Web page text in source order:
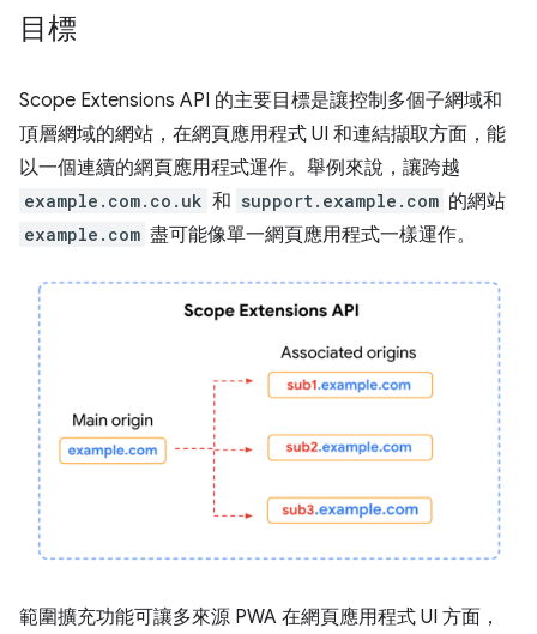
目標
Scope Extensions API 的主要目標是讓控制多個子網域和
頂層網域的網站，在網頁應用程式 UI 和連結擷取方面，能
以一個連續的網頁應用程式運作。舉例來說，讓跨越
example.com.co.uk 和 support.example.com 的網站
example.com 盡可能像單一網頁應用程式一樣運作。
範圍擴充功能可讓多來源 PWA 在網頁應用程式 UI 方面，